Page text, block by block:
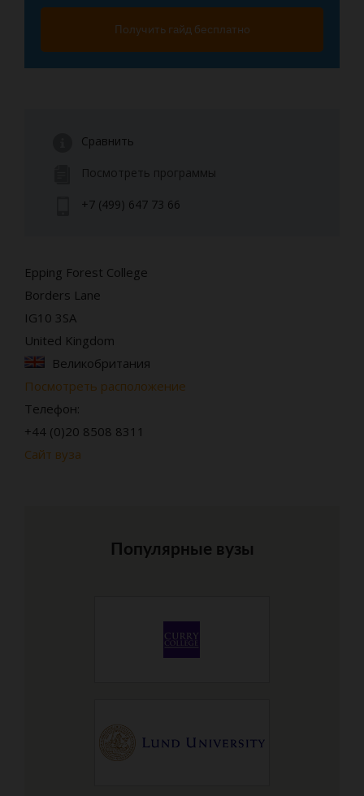
Получить гайд бесплатно
Сравнить
Посмотреть программы
+7 (499) 647 73 66
Epping Forest College
Borders Lane
IG10 3SA
United Kingdom
Великобритания
Посмотреть расположение
Телефон:
+44 (0)20 8508 8311
Сайт вуза
Популярные вузы